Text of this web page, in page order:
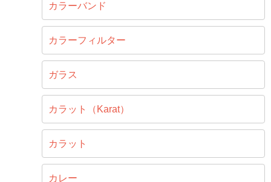
カラーバンド
カラーフィルター
ガラス
カラット（Karat）
カラット
カレー